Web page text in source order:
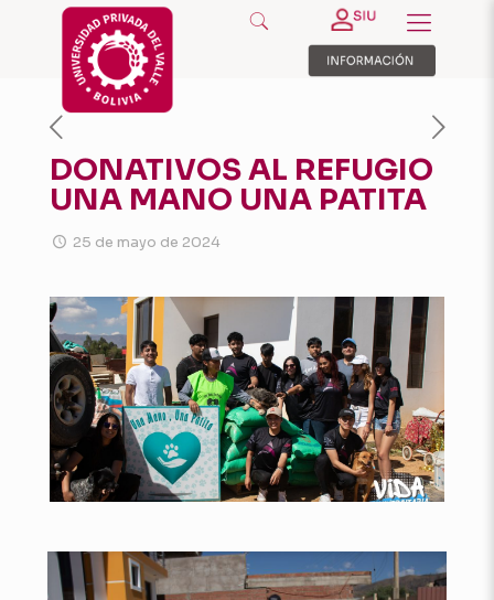
DONATIVOS AL REFUGIO
UNA MANO UNA PATITA
25 de mayo de 2024